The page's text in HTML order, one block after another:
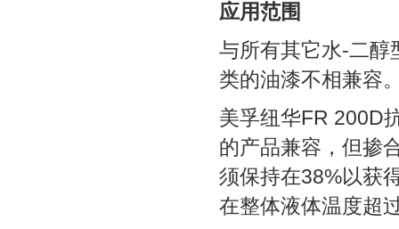
应用范围
与所有其它水-二醇
类的油漆不相兼容
美孚纽华FR 200D
的产品兼容，但掺
须保持在38%以获
在整体液体温度超